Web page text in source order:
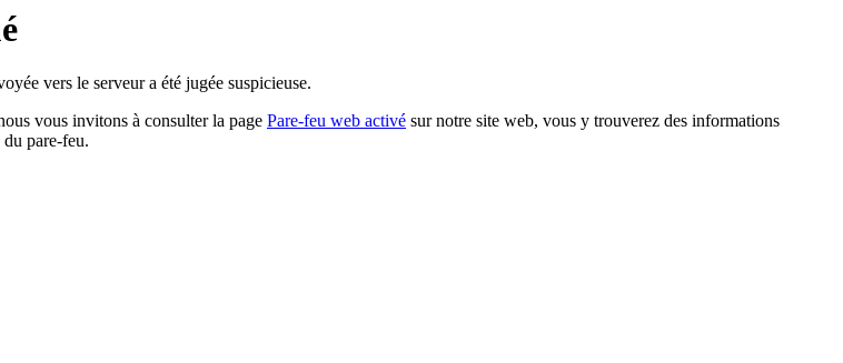
vers le serveur a été jugée suspicieuse.
vous invitons à consulter la page Pare-feu web activé sur notre site web, vous y trouverez des informations
pare-feu.